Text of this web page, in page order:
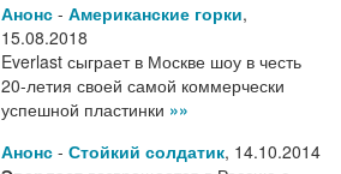
Анонс - Американские горки,
15.08.2018
Everlast сыграет в Москве шоу в честь
20-летия своей самой коммерчески
успешной пластинки »»
Анонс - Стойкий солдатик, 14.10.2014